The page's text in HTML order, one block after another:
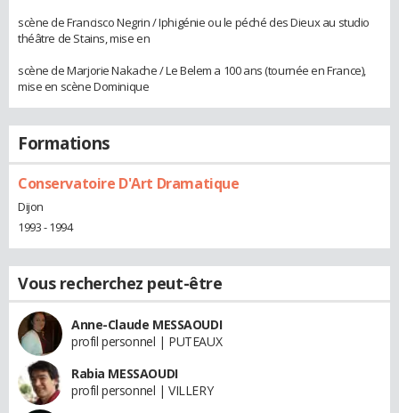
scène de Francisco Negrin / Iphigénie ou le péché des Dieux au studio
théâtre de Stains, mise en
scène de Marjorie Nakache / Le Belem a 100 ans (tournée en France),
mise en scène Dominique
Formations
Conservatoire D'Art Dramatique
Dijon
1993 - 1994
Vous recherchez peut-être
Anne-Claude MESSAOUDI
profil personnel | PUTEAUX
Rabia MESSAOUDI
profil personnel | VILLERY